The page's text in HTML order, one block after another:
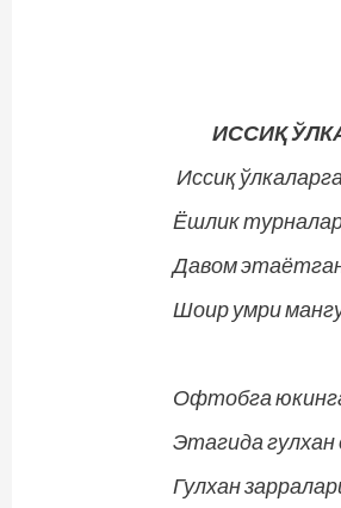
ИССИҚ
Иссиқ
Ёшлик
Давом
Шоир умри
Офтобга
Этагида гулхан
Гулхан